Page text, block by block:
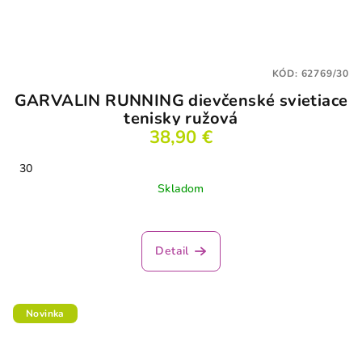
GARVALIN RUNNING dievčenské svietiace
tenisky ružová
38,90 €
30
Skladom
Detail
KÓD: 62769/30
Novinka